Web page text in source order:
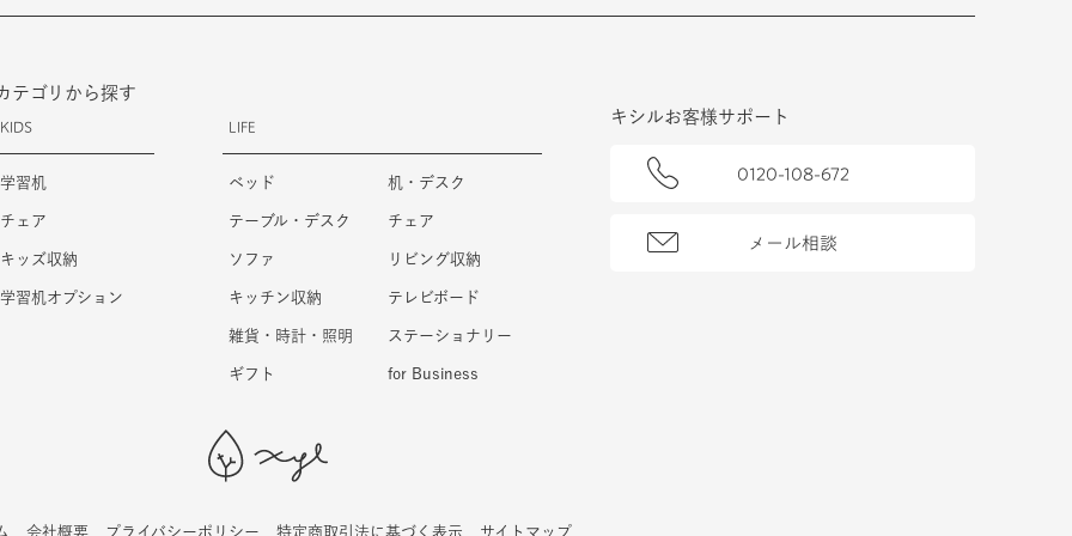
テゴリから探す
KIDS
学習机
チェア
キッズ収納
学習机オプション
LIFE
ベッド 机・デスク
テーブル・デスク チェア
ソファ リビング収納
キッチン収納 テレビボード
雑貨・時計・照明 ステーショナリー
ギフト for Business
キシルお客様サポート
0120-108-672
メール相談
会社概要 プライバシーポリシー 特定商取引法に基づく表示 サイトマップ